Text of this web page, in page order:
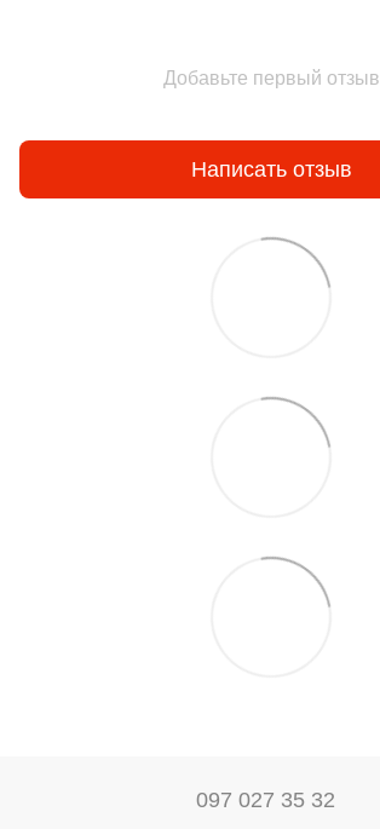
Добавьте первый отзыв
Написать отзыв
097 027 35 32